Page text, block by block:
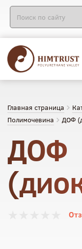
Главная страница
Полимочевина
ДОФ
ДОФ